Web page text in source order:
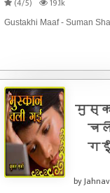
(4/5)
19.1k
Gustakhi Maaf - Suman
by